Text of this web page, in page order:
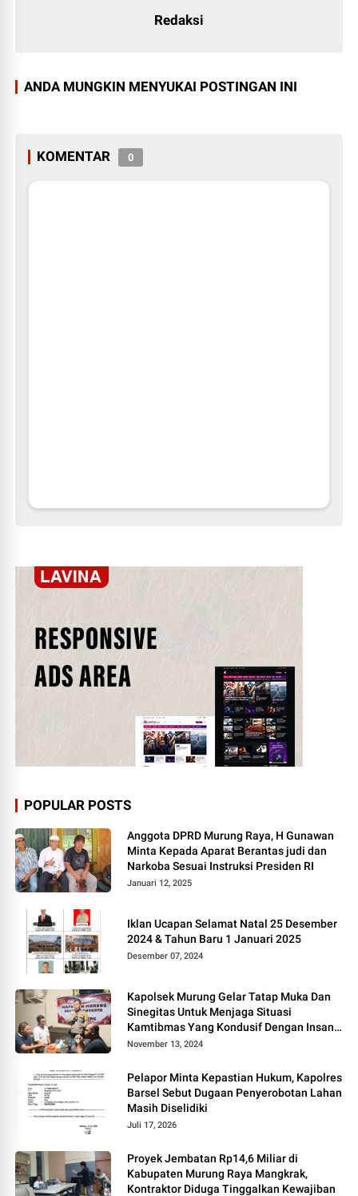
Redaksi
ANDA MUNGKIN MENYUKAI POSTINGAN INI
KOMENTAR 0
POPULAR POSTS
Anggota DPRD Murung Raya, H Gunawan
Minta Kepada Aparat Berantas judi dan
Narkoba Sesuai Instruksi Presiden RI
Januari 12, 2025
Iklan Ucapan Selamat Natal 25 Desember
2024 & Tahun Baru 1 Januari 2025
Desember 07, 2024
Kapolsek Murung Gelar Tatap Muka Dan
Sinegitas Untuk Menjaga Situasi
Kamtibmas Yang Kondusif Dengan Insan
Pers
November 13, 2024
Pelapor Minta Kepastian Hukum, Kapolres
Barsel Sebut Dugaan Penyerobotan Lahan
Masih Diselidiki
Juli 17, 2026
Proyek Jembatan Rp14,6 Miliar di
Kabupaten Murung Raya Mangkrak,
Kontraktor Diduga Tinggalkan Kewajiban